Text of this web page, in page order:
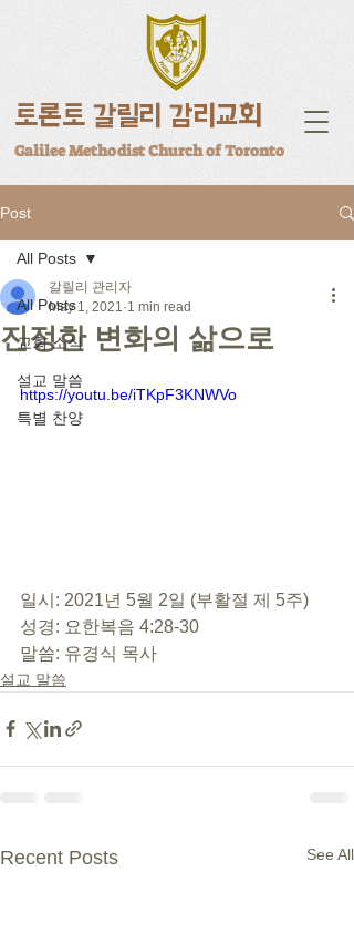
토론토 갈릴리 감리교회
Galilee Methodist Church of Toronto
Post
All Posts
교회 소식
설교 말씀
특별 찬양
All Posts
진정한 변화의 삶으로
갈릴리 관리자
May 1, 2021 1 min read
https://youtu.be/iTKpF3KNWVo
일시: 2021년 5월 2일 (부활절 제 5주)
성경: 요한복음 4:28-30
말씀: 유경식 목사
설교 말씀
Recent Posts See All